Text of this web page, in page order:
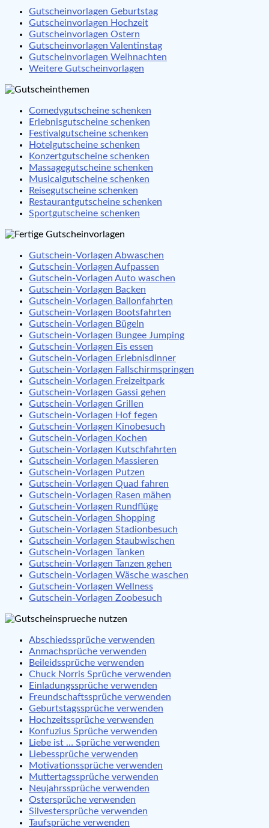
Gutscheinvorlagen Geburtstag
Gutscheinvorlagen Hochzeit
Gutscheinvorlagen Ostern
Gutscheinvorlagen Valentinstag
Gutscheinvorlagen Weihnachten
Weitere Gutscheinvorlagen
Comedygutscheine schenken
Erlebnisgutscheine schenken
Festivalgutscheine schenken
Hotelgutscheine schenken
Konzertgutscheine schenken
Massagegutscheine schenken
Musicalgutscheine schenken
Reisegutscheine schenken
Restaurantgutscheine schenken
Sportgutscheine schenken
Gutschein-Vorlagen Abwaschen
Gutschein-Vorlagen Aufpassen
Gutschein-Vorlagen Auto waschen
Gutschein-Vorlagen Backen
Gutschein-Vorlagen Ballonfahrten
Gutschein-Vorlagen Bootsfahrten
Gutschein-Vorlagen Bügeln
Gutschein-Vorlagen Bungee Jumping
Gutschein-Vorlagen Eis essen
Gutschein-Vorlagen Erlebnisdinner
Gutschein-Vorlagen Fallschirmspringen
Gutschein-Vorlagen Freizeitpark
Gutschein-Vorlagen Gassi gehen
Gutschein-Vorlagen Grillen
Gutschein-Vorlagen Hof fegen
Gutschein-Vorlagen Kinobesuch
Gutschein-Vorlagen Kochen
Gutschein-Vorlagen Kutschfahrten
Gutschein-Vorlagen Massieren
Gutschein-Vorlagen Putzen
Gutschein-Vorlagen Quad fahren
Gutschein-Vorlagen Rasen mähen
Gutschein-Vorlagen Rundflüge
Gutschein-Vorlagen Shopping
Gutschein-Vorlagen Stadionbesuch
Gutschein-Vorlagen Staubwischen
Gutschein-Vorlagen Tanken
Gutschein-Vorlagen Tanzen gehen
Gutschein-Vorlagen Wäsche waschen
Gutschein-Vorlagen Wellness
Gutschein-Vorlagen Zoobesuch
Abschiedssprüche verwenden
Anmachsprüche verwenden
Beileidssprüche verwenden
Chuck Norris Sprüche verwenden
Einladungssprüche verwenden
Freundschaftssprüche verwenden
Geburtstagssprüche verwenden
Hochzeitssprüche verwenden
Konfuzius Sprüche verwenden
Liebe ist … Sprüche verwenden
Liebessprüche verwenden
Motivationssprüche verwenden
Muttertagssprüche verwenden
Neujahrssprüche verwenden
Ostersprüche verwenden
Silvestersprüche verwenden
Taufsprüche verwenden